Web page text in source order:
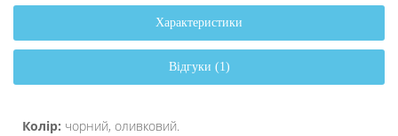
Характеристики
Відгуки (1)
Колір: чорний, оливковий.